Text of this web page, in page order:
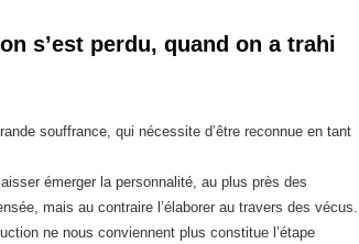
s’est perdu, quand on a trahi
souffrance, qui nécessite d’être reconnue en tant
émerger la personnalité, au plus près des
mais au contraire l’élaborer au travers des vécus.
ne nous conviennent plus constitue l’étape